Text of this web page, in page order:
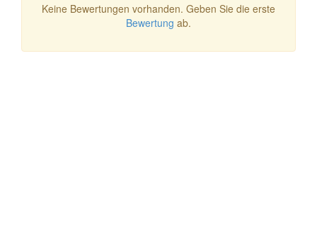
Keine Bewertungen vorhanden. Geben Sie die erste
Bewertung ab.